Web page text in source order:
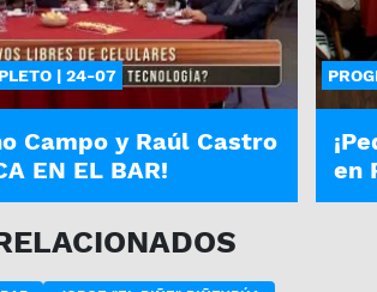
| 24-07
Campo y Raúl Castro
EN EL BAR!
en